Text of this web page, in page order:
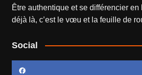
Être authentique et se différencier
déjà là, c’est le vœu et la feuille de
Social